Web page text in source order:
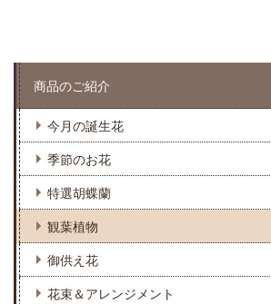
商品のご紹介
今月の誕生花
季節のお花
特選胡蝶蘭
観葉植物
御供え花
花束＆アレンジメント